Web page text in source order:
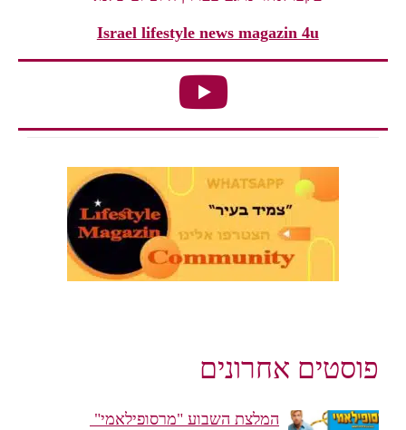
Israel lifestyle news magazin 4u
פוסטים אחרונים
המלצת השבוע "מרסופילאמי"